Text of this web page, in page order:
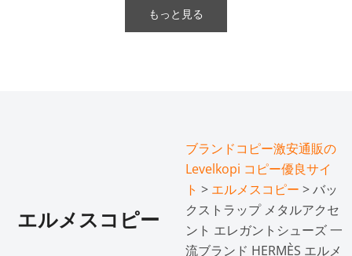
もっと見る
エルメスコピー
ブランドコピー激安通販の
Levelkopi コピー優良サイ
ト > エルメスコピー > バッ
クストラップ メタルアクセ
ント エレガントシューズ 一
流ブランド HERMÈS エルメ